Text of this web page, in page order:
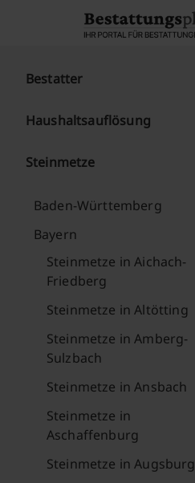
Bestatter
Haushaltsauflösung
Steinmetze
Baden-Württemberg
Bayern
Steinmetze in Aichach-
Friedberg
Steinmetze in Altötting
Steinmetze in Amberg-
Sulzbach
Steinmetze in Ansbach
Steinmetze in
Aschaffenburg
Steinmetze in Augsburg